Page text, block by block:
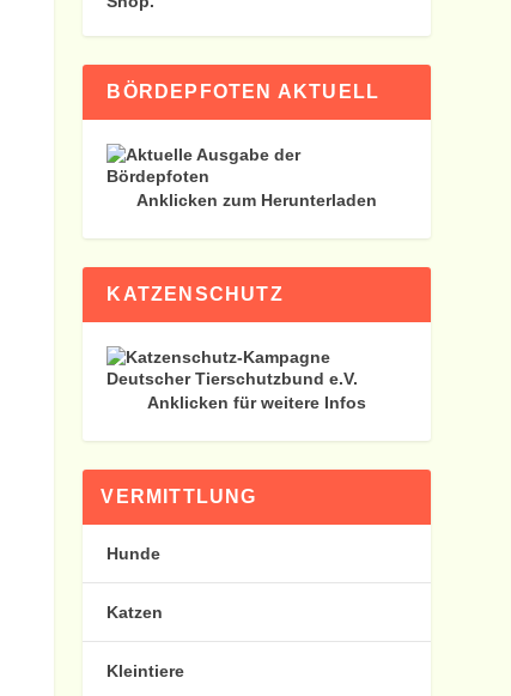
BÖRDEPFOTEN AKTUELL
Anklicken zum Herunterladen
KATZENSCHUTZ
Anklicken für weitere Infos
VERMITTLUNG
Hunde
Katzen
Kleintiere